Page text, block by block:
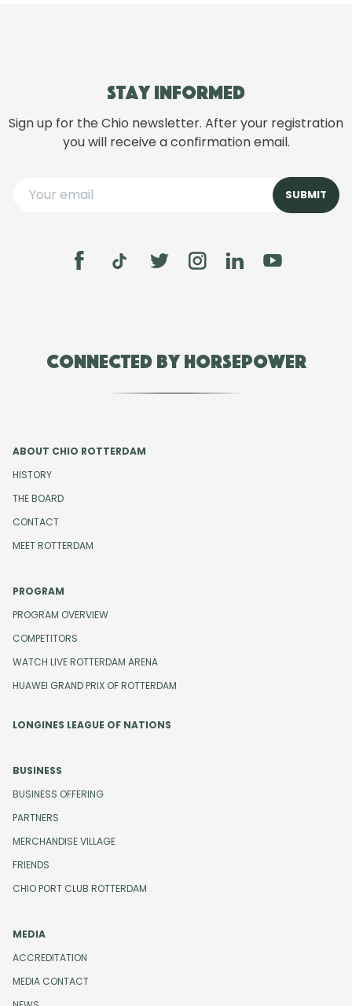
Stay informed
Sign up for the Chio newsletter. After your registration
you will receive a confirmation email.
Connected by Horsepower
ABOUT CHIO ROTTERDAM
HISTORY
THE BOARD
CONTACT
MEET ROTTERDAM
PROGRAM
PROGRAM OVERVIEW
COMPETITORS
WATCH LIVE ROTTERDAM ARENA
HUAWEI GRAND PRIX OF ROTTERDAM
LONGINES LEAGUE OF NATIONS
BUSINESS
BUSINESS OFFERING
PARTNERS
MERCHANDISE VILLAGE
FRIENDS
CHIO PORT CLUB ROTTERDAM
MEDIA
ACCREDITATION
MEDIA CONTACT